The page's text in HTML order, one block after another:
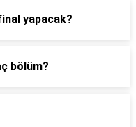
yapacak?
bölüm?